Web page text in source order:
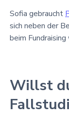
Sofia gebraucht
sich neben der
beim
Willst